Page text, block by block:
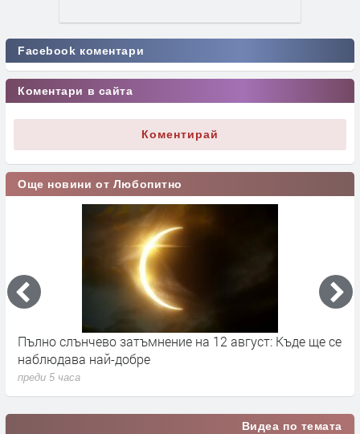
Facebook коментари
Коментари в сайта
Коментирай
Още новини от Любопитно
Пълно слънчево затъмнение на 12 август: Къде ще се
наблюдава най-добре
преди 5 часа
Видеа по темата